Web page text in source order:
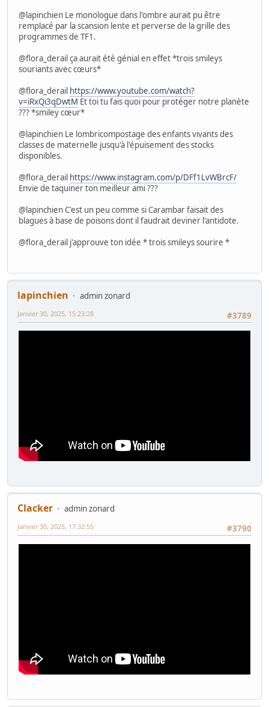
@lapinchien Le monologue dans l'ombre aurait pu être
remplacé par la scansion lente et perverse de la grille des
programmes de TF1.
@flora_derail ça aurait été génial en effet *trois smileys
souriants avec cœurs*
@flora_derail https://www.youtube.com/watch?
v=iRxQi3qDwtM Et toi tu fais quoi pour protéger notre planète
??? *smiley cœur*
@lapinchien Le lombricompostage des enfants vivants des
classes de maternelle jusqu'à l'épuisement des stocks
disponibles.
@flora_derail https://www.instagram.com/p/DFf1LvWBrcF/
Envie de taquiner ton meilleur ami ???
@lapinchien C'est un peu comme si Carambar faisait des
blagues à base de poisons dont il faudrait deviner l'antidote.
@flora_derail j'approuve ton idée * trois smileys sourire *
lapinchien
admin zonard
#3789
Janvier 30, 2025, 15:23:28
Clacker
admin zonard
#3790
Janvier 30, 2025, 17:32:55